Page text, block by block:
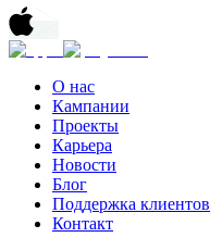
О нас
Кампании
Проекты
Карьера
Новости
Блог
Поддержка клиентов
Контакт